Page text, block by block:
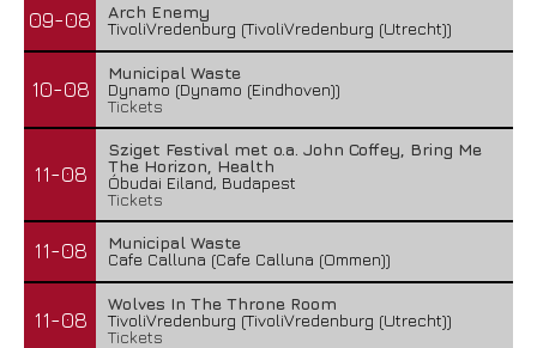
09-08
Arch Enemy
TivoliVredenburg (TivoliVredenburg (Utrecht))
10-08
Municipal Waste
Dynamo (Dynamo (Eindhoven))
Tickets
11-08
Sziget Festival met o.a. John Coffey, Bring Me
The Horizon, Health
Óbudai Eiland, Budapest
Tickets
11-08
Municipal Waste
Cafe Calluna (Cafe Calluna (Ommen))
11-08
Wolves In The Throne Room
TivoliVredenburg (TivoliVredenburg (Utrecht))
Tickets